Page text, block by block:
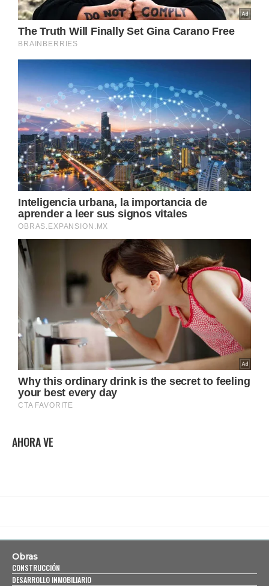
AHORA VE
Obras
CONSTRUCCIÓN
DESARROLLO INMOBILIARIO